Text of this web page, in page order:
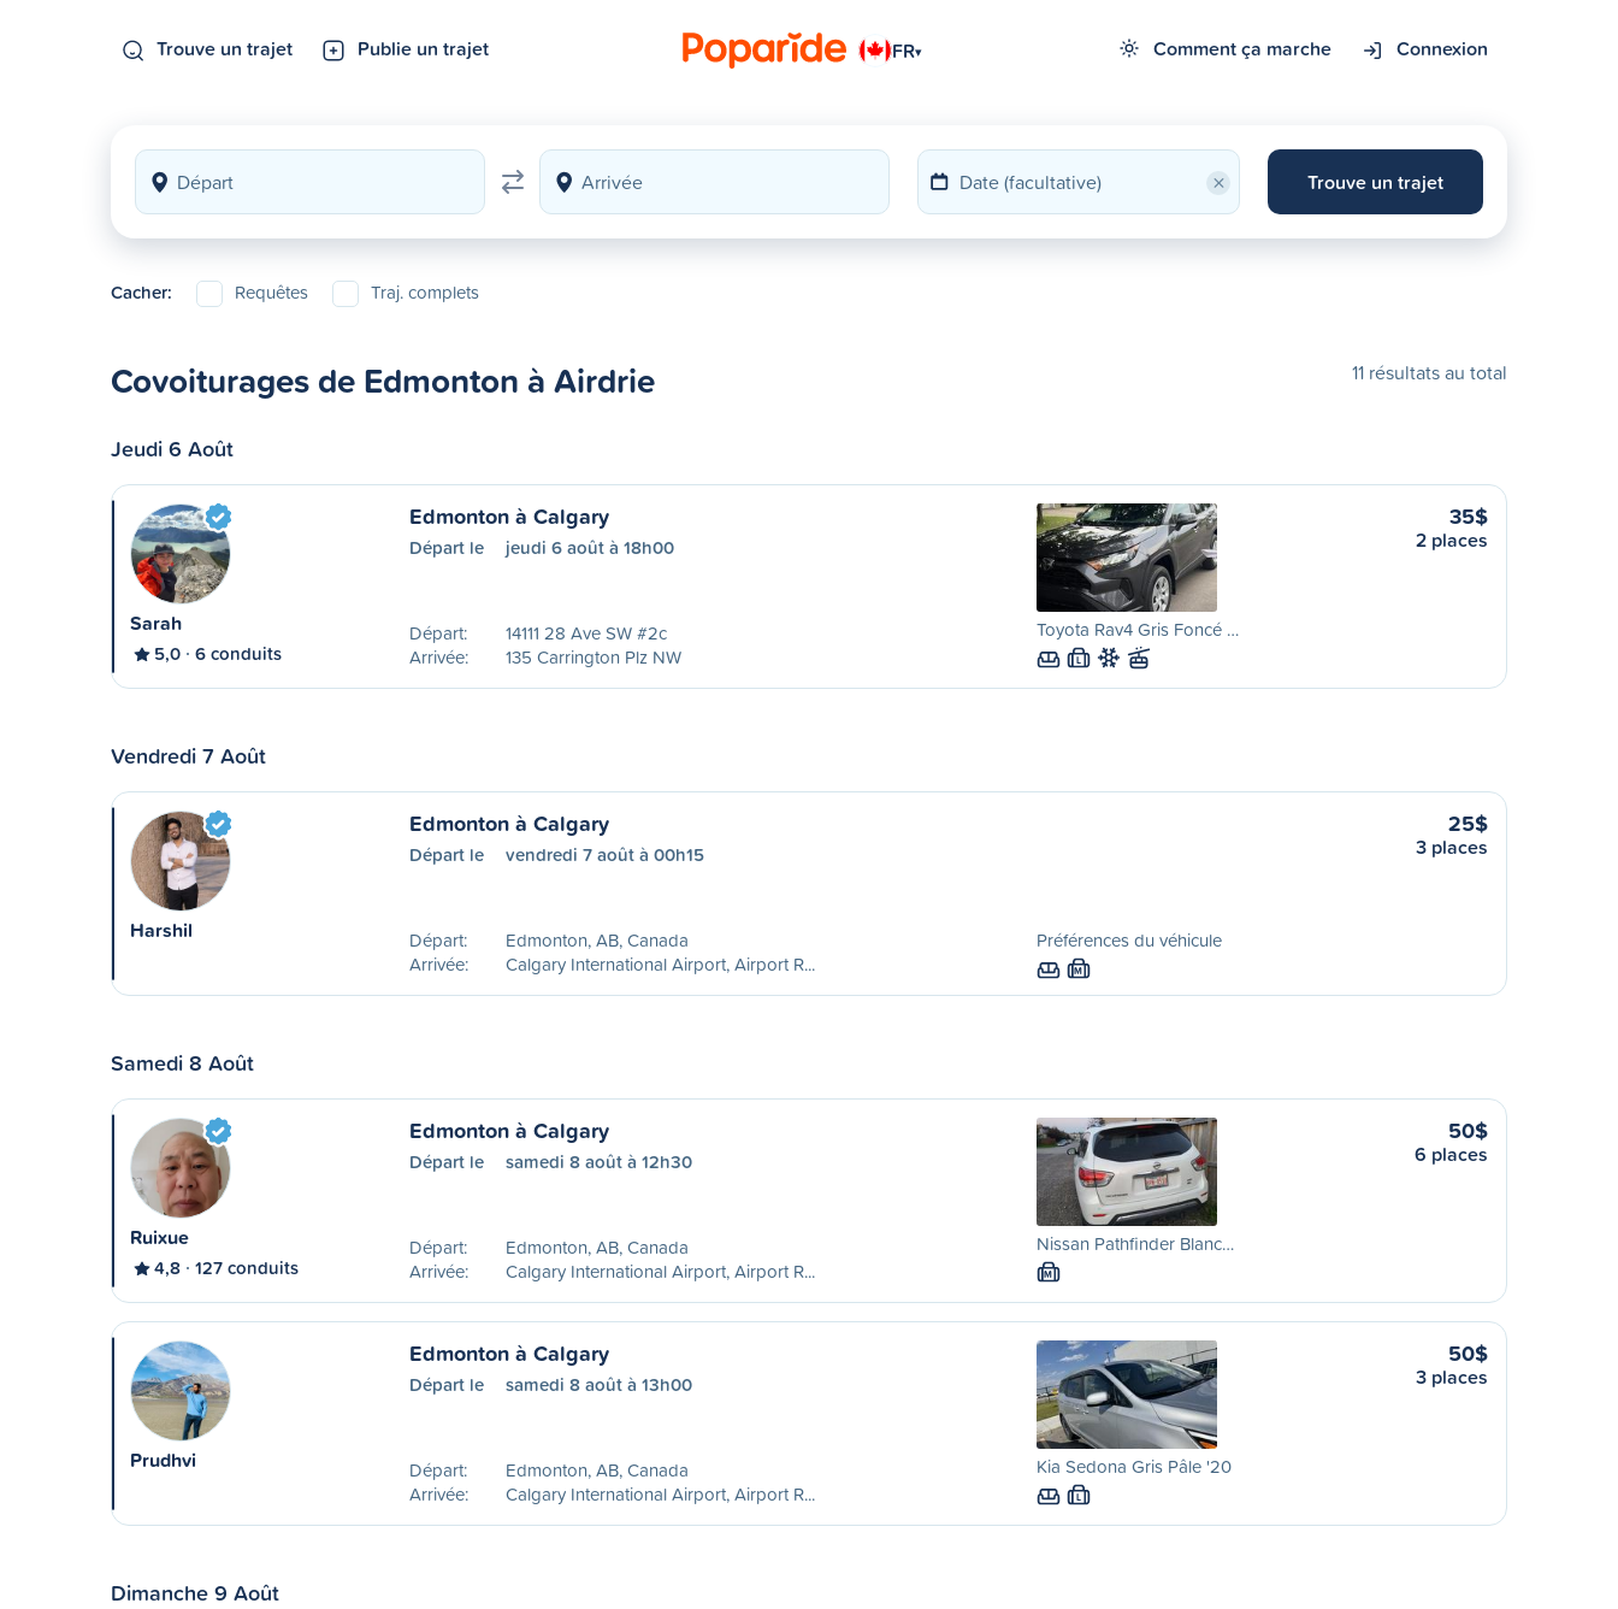
Trouve un trajet Publie un trajet FR▾ Comment ça marche Connexion
× Trouve un trajet
Cacher: Requêtes Traj. complets
Covoiturages de Edmonton à Airdrie 11 résultats au total
Jeudi 6 Août
Sarah
5,0 6 conduits
Edmonton à Calgary
Départ le jeudi 6 août à 18h00
Départ:
14111 28 Ave SW #2c
Arrivée:
135 Carrington Plz NW
Toyota Rav4 Gris Foncé …
L
35$
2 places
Vendredi 7 Août
Harshil
Edmonton à Calgary
Départ le vendredi 7 août à 00h15
Départ:
Edmonton, AB, Canada
Arrivée:
Calgary International Airport, Airport R...
Préférences du véhicule
M
25$
3 places
Samedi 8 Août
Ruixue
4,8 127 conduits
Edmonton à Calgary
Départ le samedi 8 août à 12h30
Départ:
Edmonton, AB, Canada
Arrivée:
Calgary International Airport, Airport R...
Nissan Pathfinder Blanc…
M
50$
6 places
Prudhvi
Edmonton à Calgary
Départ le samedi 8 août à 13h00
Départ:
Edmonton, AB, Canada
Arrivée:
Calgary International Airport, Airport R...
Kia Sedona Gris Pâle '20
L
50$
3 places
Dimanche 9 Août